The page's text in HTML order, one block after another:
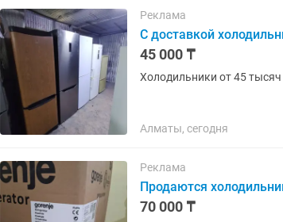
Реклама
С доставкой
45 000 ₸
Холодильники от 45
Алматы, сегодня
Реклама
Продаются
70 000 ₸